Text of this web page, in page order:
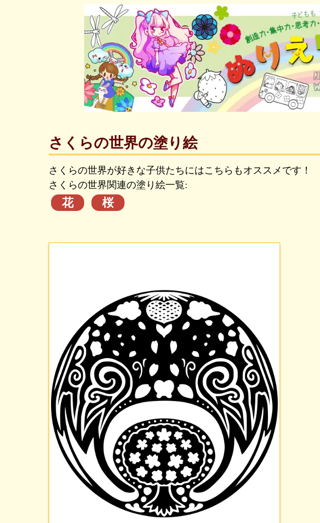
さくらの世界の塗り絵
さくらの世界が好きな子供たちにはこちらもオススメです！
さくらの世界関連の塗り絵一覧:
花 桜